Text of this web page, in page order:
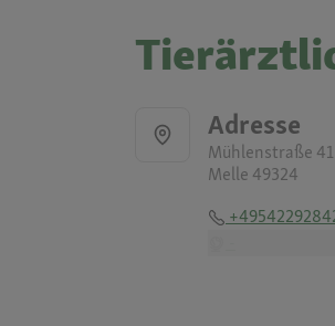
Adresse
Mühlenstraße 41
Melle 49324